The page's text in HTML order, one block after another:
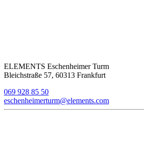
ELEMENTS Eschenheimer Turm
Bleichstraße 57, 60313 Frankfurt
069 928 85 50
eschenheimerturm@elements.com